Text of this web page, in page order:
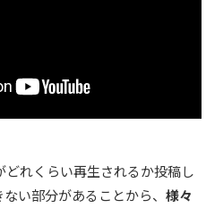
れくらい再生されるか投稿し
い部分があることから、 様々